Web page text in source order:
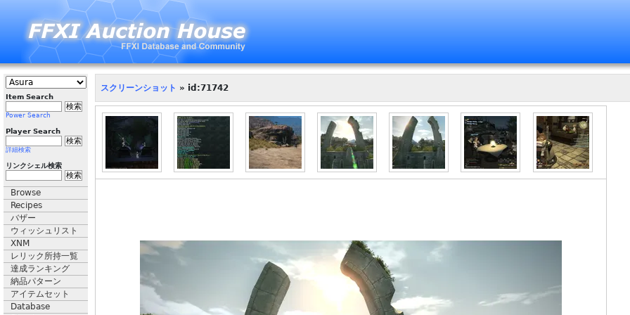
Item Search
Power Search
Player Search
詳細検索
リンクシェル検索
Browse
Recipes
バザー
ウィッシュリスト
XNM
レリック所持一覧
達成ランキング
納品パターン
アイテムセット
Database
スクリーンショット » id:71742